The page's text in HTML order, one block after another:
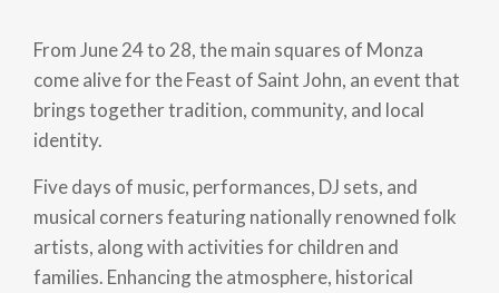
From June 24 to 28, the main squares of Monza
come alive for the Feast of Saint John, an event that
brings together tradition, community, and local
identity.
Five days of music, performances, DJ sets, and
musical corners featuring nationally renowned folk
artists, along with activities for children and
families. Enhancing the atmosphere, historical